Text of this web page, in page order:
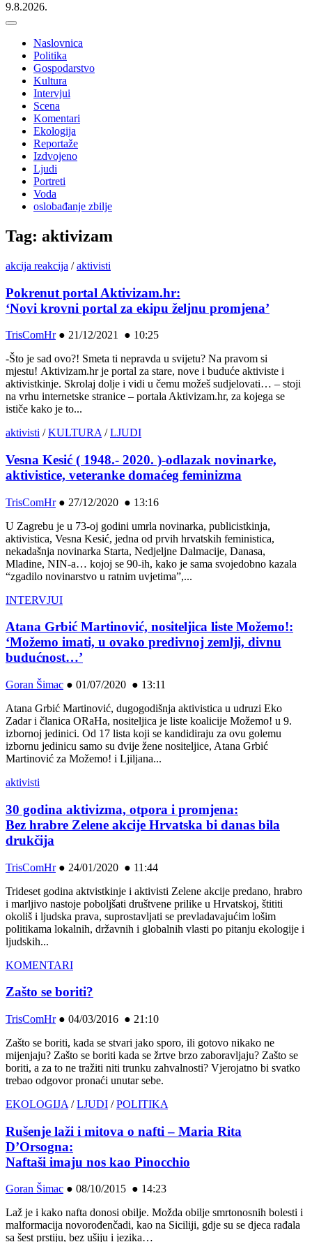
9.8.2026.
Naslovnica
Politika
Gospodarstvo
Kultura
Intervjui
Scena
Komentari
Ekologija
Reportaže
Izdvojeno
Ljudi
Portreti
Voda
oslobađanje zbilje
Tag: aktivizam
akcija reakcija /aktivisti
Pokrenut portal Aktivizam.hr:
‘Novi krovni portal za ekipu željnu promjena’
TrisComHr● 21/12/2021 ● 10:25
-Što je sad ovo?! Smeta ti nepravda u svijetu? Na pravom si
mjestu! Aktivizam.hr je portal za stare, nove i buduće aktiviste i
aktivistkinje. Skrolaj dolje i vidi u čemu možeš sudjelovati… – stoji
na vrhu internetske stranice – portala Aktivizam.hr, za kojega se
ističe kako je to...
aktivisti /KULTURA /LJUDI
Vesna Kesić ( 1948.- 2020. )-odlazak novinarke,
aktivistice, veteranke domaćeg feminizma
TrisComHr● 27/12/2020 ● 13:16
U Zagrebu je u 73-oj godini umrla novinarka, publicistkinja,
aktivistica, Vesna Kesić, jedna od prvih hrvatskih feministica,
nekadašnja novinarka Starta, Nedjeljne Dalmacije, Danasa,
Mladine, NIN-a… kojoj se 90-ih, kako je sama svojedobno kazala
“zgadilo novinarstvo u ratnim uvjetima”,...
INTERVJUI
Atana Grbić Martinović, nositeljica liste Možemo!:
‘Možemo imati, u ovako predivnoj zemlji, divnu
budućnost…’
Goran Šimac ● 01/07/2020 ● 13:11
Atana Grbić Martinović, dugogodišnja aktivistica u udruzi Eko
Zadar i članica ORaHa, nositeljica je liste koalicije Možemo! u 9.
izbornoj jedinici. Od 17 lista koji se kandidiraju za ovu golemu
izbornu jedinicu samo su dvije žene nositeljice, Atana Grbić
Martinović za Možemo! i Ljiljana...
aktivisti
30 godina aktivizma, otpora i promjena:
Bez hrabre Zelene akcije Hrvatska bi danas bila
drukčija
TrisComHr● 24/01/2020 ● 11:44
Trideset godina aktvistkinje i aktivisti Zelene akcije predano, hrabro
i marljivo nastoje poboljšati društvene prilike u Hrvatskoj, štititi
okoliš i ljudska prava, suprostavljati se prevladavajućim lošim
politikama lokalnih, državnih i globalnih vlasti po pitanju ekologije i
ljudskih...
KOMENTARI
Zašto se boriti?
TrisComHr● 04/03/2016 ● 21:10
Zašto se boriti, kada se stvari jako sporo, ili gotovo nikako ne
mijenjaju? Zašto se boriti kada se žrtve brzo zaboravljaju? Zašto se
boriti, a za to ne tražiti niti trunku zahvalnosti? Vjerojatno bi svatko
trebao odgovor pronaći unutar sebe.
EKOLOGIJA /LJUDI /POLITIKA
Rušenje laži i mitova o nafti – Maria Rita
D’Orsogna:
Naftaši imaju nos kao Pinocchio
Goran Šimac ● 08/10/2015 ● 14:23
Laž je i kako nafta donosi obilje. Možda obilje smrtonosnih bolesti i
malformacija novorođenčadi, kao na Siciliji, gdje su se djeca rađala
sa šest prstiju, bez ušiju i jezika…